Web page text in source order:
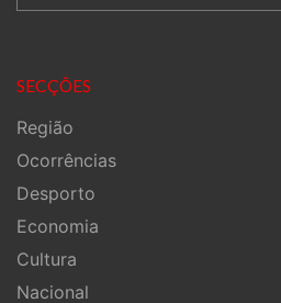
SECÇÕES
Região
Ocorrências
Desporto
Economia
Cultura
Nacional